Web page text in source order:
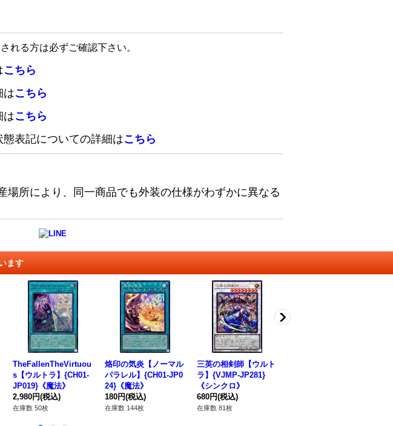
れる方は必ずご確認下さい。
こちら
はこちら
はこちら
表記についての詳細はこちら
場所により、同一商品でも外装の仕様がわずかに異なる
ます
TheFallenTheVirtuou
s【ウルトラ】{CH01-
JP019}《魔法》
2,980円(税込)
在庫数 50枚
烙印の気炎【ノーマル
パラレル】{CH01-JP0
24}《魔法》
180円(税込)
在庫数 144枚
三英の相剣師【ウルト
ラ】{VJMP-JP281}
《シンクロ》
680円(税込)
在庫数 81枚